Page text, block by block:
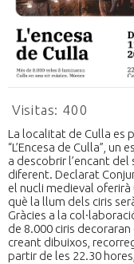
Visitas: 400
La localitat de Culla es
“L’Encesa de Culla”,
a descobrir l’encant
diferent. Declarat
el nucli medieval
què la llum dels ciris
Gràcies a la
de 8.000 ciris
creant dibuixos,
partir de les 22.30